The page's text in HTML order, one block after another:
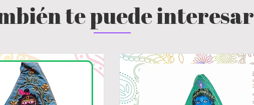
te puede interesar